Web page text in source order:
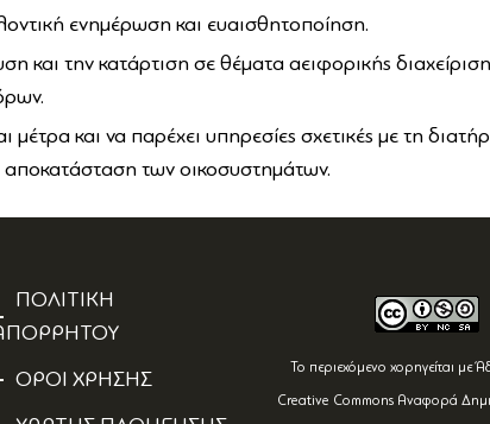
ενημέρωση και ευαισθητοποίηση.
και την κατάρτιση σε θέματα αειφορικής
μέτρα και να παρέχει υπηρεσίες σχετικές με τη
αποκατάσταση των οικοσυστημάτων.
ΠΟΛΙΤΙΚΗ
ΟΡΟΙ ΧΡΗΣΗΣ
Το περιεχόμενο χορηγείται με
Creative Commons Αναφορά